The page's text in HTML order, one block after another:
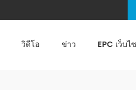
วิดีโอ ข่าว EPC เว็บไ